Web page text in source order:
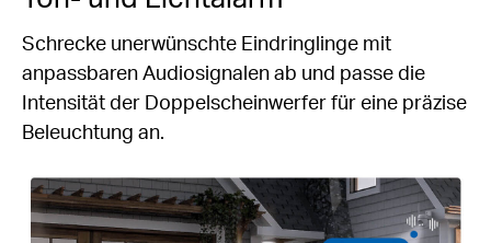
Schrecke unerwünschte Eindringlinge mit
anpassbaren Audiosignalen ab und passe die
Intensität der Doppelscheinwerfer für eine präzise
Beleuchtung an.